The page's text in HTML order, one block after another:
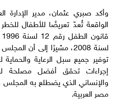
وأكد صبري عثمان، مدير الإدارة
لسنة 2008، مشيرًا إلى أن
توفير جميع سبل الرعاية
إجراءات تحقق أفضل مصلحة
والإنساني الذي يضطلع به
مصر العربية.